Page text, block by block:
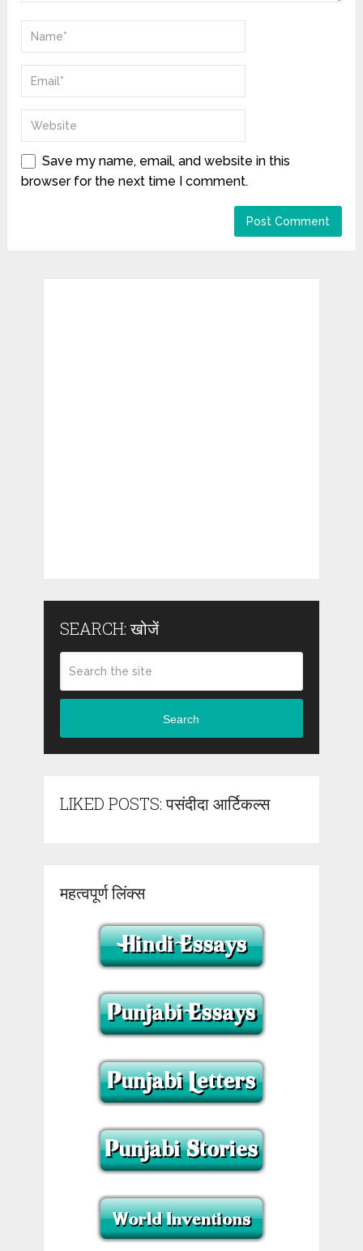
Save my name, email, and website in this
browser for the next time I comment.
SEARCH: खोजें
Search
LIKED POSTS: पसंदीदा आर्टिकल्स
महत्वपूर्ण लिंक्स